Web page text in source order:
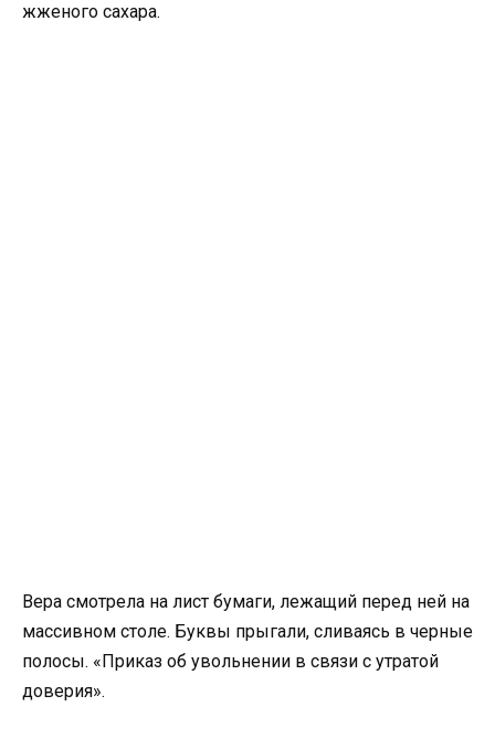
жженого сахара.
Вера смотрела на лист бумаги, лежащий перед ней на
массивном столе. Буквы прыгали, сливаясь в черные
полосы. «Приказ об увольнении в связи с утратой
доверия».